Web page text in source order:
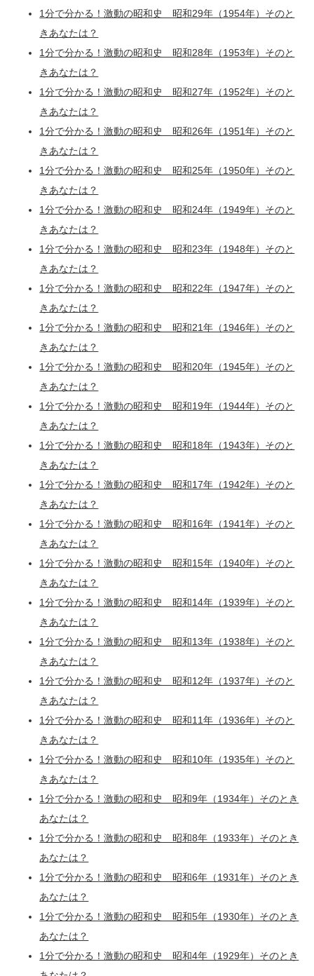
1分で分かる！激動の昭和史 昭和29年（1954年）そのと
きあなたは？
1分で分かる！激動の昭和史 昭和28年（1953年）そのと
きあなたは？
1分で分かる！激動の昭和史 昭和27年（1952年）そのと
きあなたは？
1分で分かる！激動の昭和史 昭和26年（1951年）そのと
きあなたは？
1分で分かる！激動の昭和史 昭和25年（1950年）そのと
きあなたは？
1分で分かる！激動の昭和史 昭和24年（1949年）そのと
きあなたは？
1分で分かる！激動の昭和史 昭和23年（1948年）そのと
きあなたは？
1分で分かる！激動の昭和史 昭和22年（1947年）そのと
きあなたは？
1分で分かる！激動の昭和史 昭和21年（1946年）そのと
きあなたは？
1分で分かる！激動の昭和史 昭和20年（1945年）そのと
きあなたは？
1分で分かる！激動の昭和史 昭和19年（1944年）そのと
きあなたは？
1分で分かる！激動の昭和史 昭和18年（1943年）そのと
きあなたは？
1分で分かる！激動の昭和史 昭和17年（1942年）そのと
きあなたは？
1分で分かる！激動の昭和史 昭和16年（1941年）そのと
きあなたは？
1分で分かる！激動の昭和史 昭和15年（1940年）そのと
きあなたは？
1分で分かる！激動の昭和史 昭和14年（1939年）そのと
きあなたは？
1分で分かる！激動の昭和史 昭和13年（1938年）そのと
きあなたは？
1分で分かる！激動の昭和史 昭和12年（1937年）そのと
きあなたは？
1分で分かる！激動の昭和史 昭和11年（1936年）そのと
きあなたは？
1分で分かる！激動の昭和史 昭和10年（1935年）そのと
きあなたは？
1分で分かる！激動の昭和史 昭和9年（1934年）そのとき
あなたは？
1分で分かる！激動の昭和史 昭和8年（1933年）そのとき
あなたは？
1分で分かる！激動の昭和史 昭和6年（1931年）そのとき
あなたは？
1分で分かる！激動の昭和史 昭和5年（1930年）そのとき
あなたは？
1分で分かる！激動の昭和史 昭和4年（1929年）そのとき